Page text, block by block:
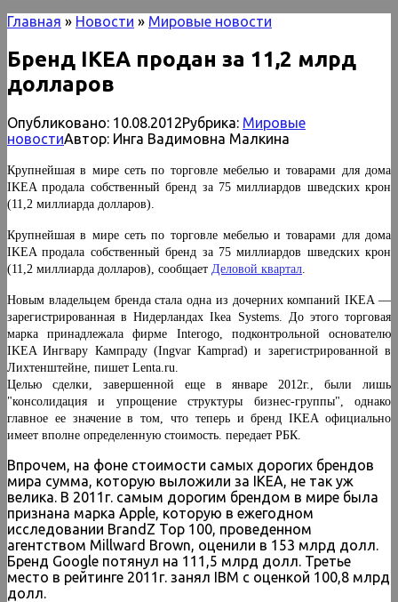
Главная » Новости » Мировые новости
Бренд IKEA продан за 11,2 млрд
долларов
Опубликовано: 10.08.2012Рубрика: Мировые
новостиАвтор: Инга Вадимовна Малкина
Крупнейшая в мире сеть по торговле мебелью и товарами для дома
IKEA продала собственный бренд за 75 миллиардов шведских крон
(11,2 миллиарда долларов).
Крупнейшая в мире сеть по торговле мебелью и товарами для дома
IKEA продала собственный бренд за 75 миллиардов шведских крон
(11,2 миллиарда долларов), сообщает Деловой квартал
Новым владельцем бренда стала одна из дочерних компаний IKEA —
зарегистрированная в Нидерландах Ikea Systems. До этого торговая
марка принадлежала фирме Interogo, подконтрольной основателю
IKEA Ингвару Кампраду (Ingvar Kamprad) и зарегистрированной в
Лихтенштейне, пишет Lenta.ru.
Целью сделки, завершенной еще в январе 2012г., были лишь
"консолидация и упрощение структуры бизнес-группы", однако
главное ее значение в том, что теперь и бренд IKEA официально
имеет вполне определенную стоимость. передает РБК.
Впрочем, на фоне стоимости самых дорогих брендов
мира сумма, которую выложили за IKEA, не так уж
велика. В 2011г. самым дорогим брендом в мире была
признана марка Apple, которую в ежегодном
исследовании BrandZ Top 100, проведенном
агентством Millward Brown, оценили в 153 млрд долл.
Бренд Google потянул на 111,5 млрд долл. Третье
место в рейтинге 2011г. занял IBM с оценкой 100,8 млрд
долл.